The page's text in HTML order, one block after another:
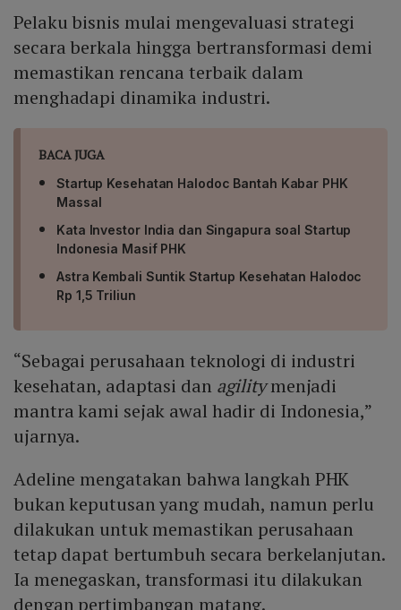
Pelaku bisnis mulai mengevaluasi strategi
secara berkala hingga bertransformasi demi
memastikan rencana terbaik dalam
menghadapi dinamika industri.
BACA JUGA
Startup Kesehatan Halodoc Bantah Kabar PHK
Massal
Kata Investor India dan Singapura soal Startup
Indonesia Masif PHK
Astra Kembali Suntik Startup Kesehatan Halodoc
Rp 1,5 Triliun
“Sebagai perusahaan teknologi di industri
kesehatan, adaptasi dan agilitymenjadi
mantra kami sejak awal hadir di Indonesia,”
ujarnya.
Adeline mengatakan bahwa langkah PHK
bukan keputusan yang mudah, namun perlu
dilakukan untuk memastikan perusahaan
tetap dapat bertumbuh secara berkelanjutan.
Ia menegaskan, transformasi itu dilakukan
dengan pertimbangan matang.